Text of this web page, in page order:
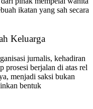
ikatan yang sah secara
Keluarga
jurnalis, kehadiran
prosesi berjalan di atas rel
menjadi saksi bukan
bentuk